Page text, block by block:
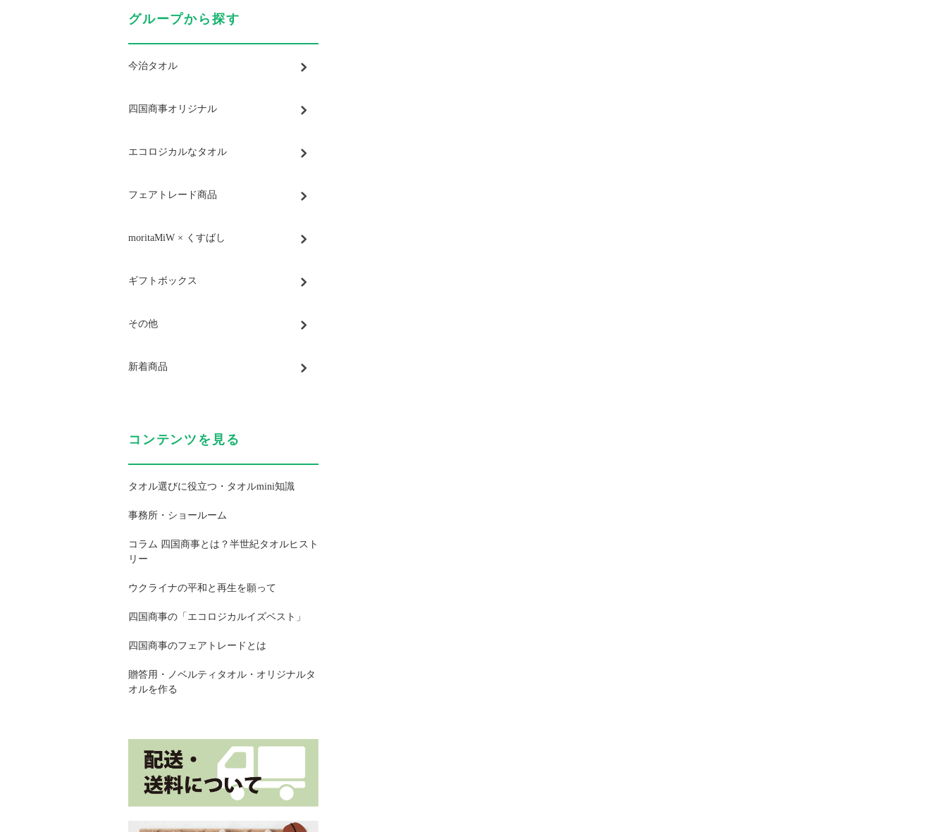
グループから探す
今治タオル
四国商事オリジナル
エコロジカルなタオル
フェアトレード商品
moritaMiW × くすばし
ギフトボックス
その他
新着商品
コンテンツを見る
タオル選びに役立つ・タオルmini知識
事務所・ショールーム
コラム 四国商事とは？半世紀タオルヒスト
リー
ウクライナの平和と再生を願って
四国商事の「エコロジカルイズベスト」
四国商事のフェアトレードとは
贈答用・ノベルティタオル・オリジナルタ
オルを作る